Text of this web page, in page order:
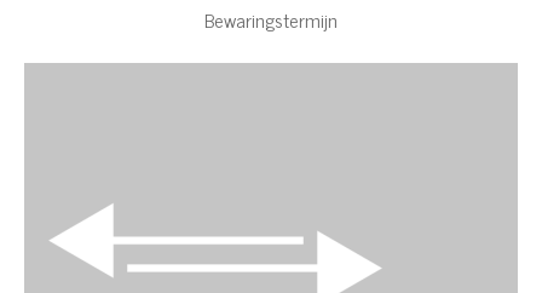
Bewaringstermijn